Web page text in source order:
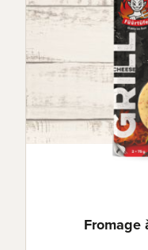
Matières grasses
dont acides gras
Fromage